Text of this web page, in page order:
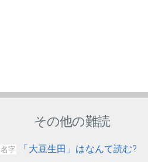
その他の難読
名字 「大豆生田」はなんて読む?